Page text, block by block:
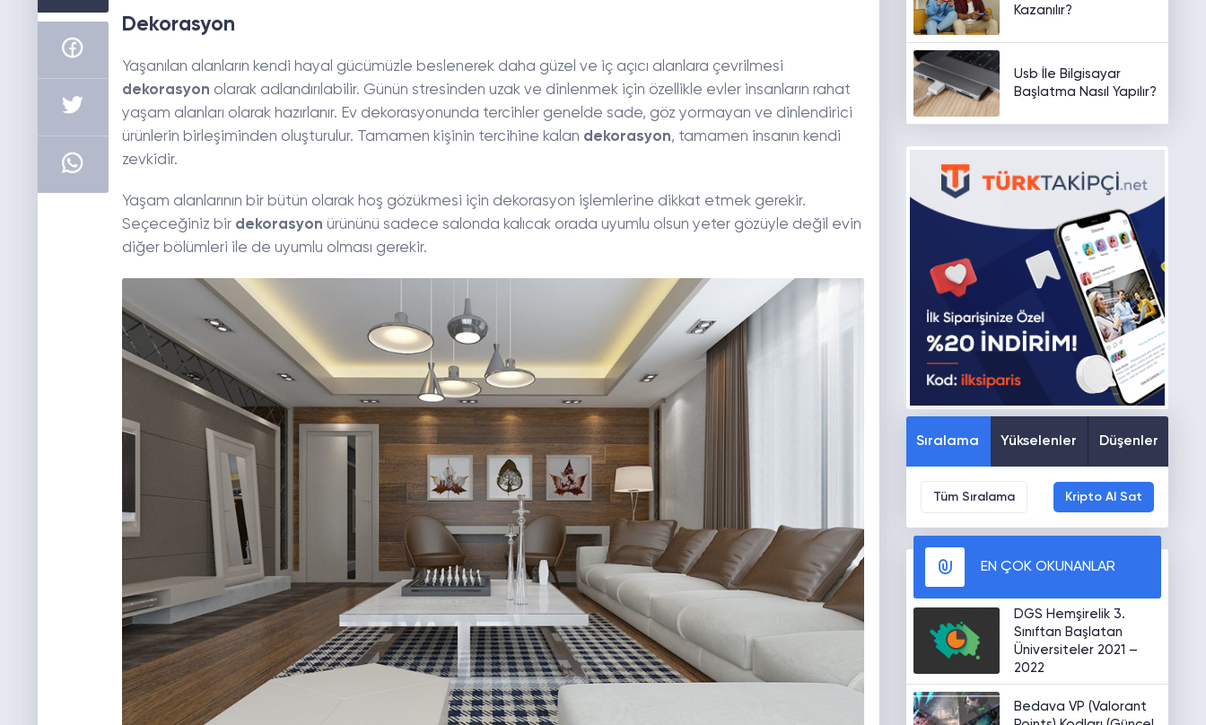
Dekorasyon
Yaşanılan alanların kendi hayal gücümüzle beslenerek daha güzel ve iç açıcı alanlara çevrilmesi
dekorasyon olarak adlandırılabilir. Günün stresinden uzak ve dinlenmek için özellikle evler insanların rahat
yaşam alanları olarak hazırlanır. Ev dekorasyonunda tercihler genelde sade, göz yormayan ve dinlendirici
ürünlerin birleşiminden oluşturulur. Tamamen kişinin tercihine kalan dekorasyon, tamamen insanın kendi
zevkidir.
Yaşam alanlarının bir bütün olarak hoş gözükmesi için dekorasyon işlemlerine dikkat etmek gerekir.
Seçeceğiniz bir dekorasyon ürününü sadece salonda kalıcak orada uyumlu olsun yeter gözüyle değil evin
diğer bölümleri ile de uyumlu olması gerekir.
Kazanılır?
Usb İle Bilgisayar
Başlatma Nasıl Yapılır?
Sıralama Yükselenler Düşenler
Tüm Sıralama Kripto Al Sat
EN ÇOK OKUNANLAR
DGS Hemşirelik 3.
Sınıftan Başlatan
Üniversiteler 2021 –
2022
Bedava VP (Valorant